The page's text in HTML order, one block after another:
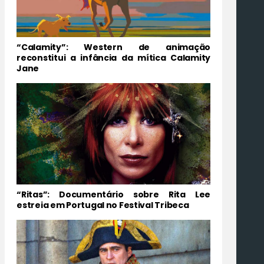
“Calamity”: Western de animação
reconstitui a infância da mítica Calamity
Jane
“Ritas”: Documentário sobre Rita Lee
estreia em Portugal no Festival Tribeca